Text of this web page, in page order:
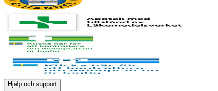
Hjälp och support